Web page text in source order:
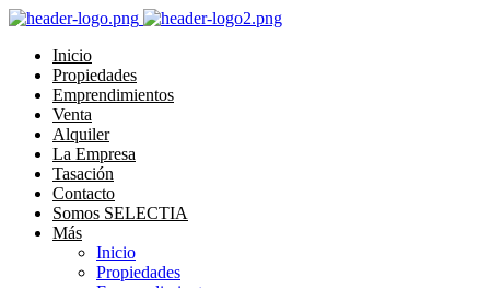
Inicio
Propiedades
Emprendimientos
Venta
Alquiler
La Empresa
Tasación
Contacto
Somos SELECTIA
Más
Inicio
Propiedades